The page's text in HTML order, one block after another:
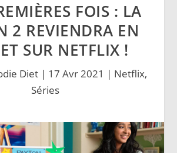
FOIS : LA
2 REVIENDRA EN
SUR NETFLIX !
Diet | 17 Avr 2021 | Netflix,
Séries